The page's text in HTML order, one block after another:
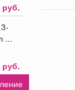
руб.
3-
...
руб.